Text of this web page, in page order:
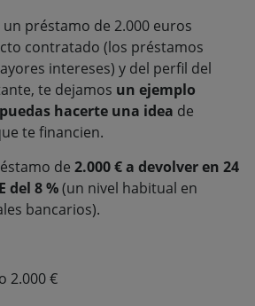
préstamo de 2.000 euros
contratado (los préstamos
intereses) y del perfil del
te dejamos un ejemplo
hacerte una idea de
te financien.
de 2.000 € a devolver en 24
del 8 %(un nivel habitual en
bancarios).
2.000 €